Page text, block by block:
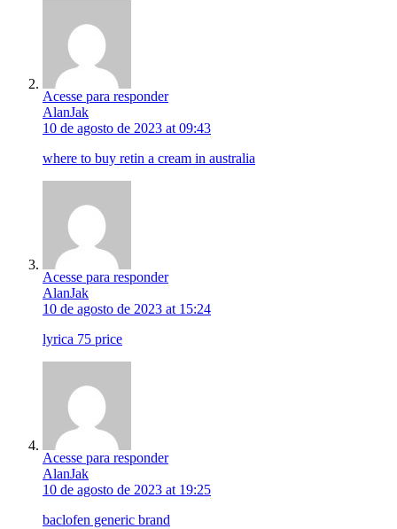
Acesse para responder
AlanJak
10 de agosto de 2023 at 09:43
where to buy retin a cream in australia
Acesse para responder
AlanJak
10 de agosto de 2023 at 15:24
lyrica 75 price
Acesse para responder
AlanJak
10 de agosto de 2023 at 19:25
baclofen generic brand